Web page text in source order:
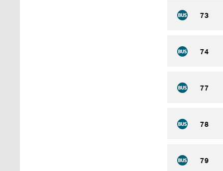
73
74
77
78
79